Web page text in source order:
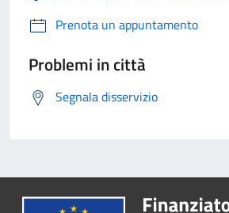
Prenota un appuntamento
Problemi in città
Segnala disservizio